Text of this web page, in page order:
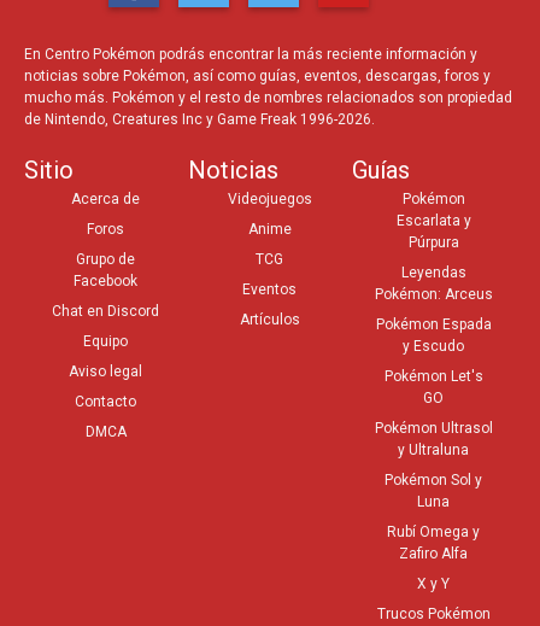
En Centro Pokémon podrás encontrar la más reciente información y
noticias sobre Pokémon, así como guías, eventos, descargas, foros y
mucho más. Pokémon y el resto de nombres relacionados son propiedad
de Nintendo, Creatures Inc y Game Freak 1996-2026.
Sitio
Acerca de
Foros
Grupo de
Facebook
Chat en Discord
Equipo
Aviso legal
Contacto
DMCA
Noticias
Videojuegos
Anime
TCG
Eventos
Artículos
Guías
Pokémon
Escarlata y
Púrpura
Leyendas
Pokémon: Arceus
Pokémon Espada
y Escudo
Pokémon Let's
GO
Pokémon Ultrasol
y Ultraluna
Pokémon Sol y
Luna
Rubí Omega y
Zafiro Alfa
X y Y
Trucos Pokémon